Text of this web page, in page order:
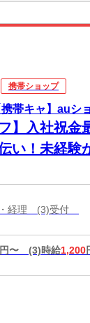
携帯ショップ
帯キャ】auシ
】入社祝
い！未経験
・経理 (3)受付
円〜 (3)時給1,200